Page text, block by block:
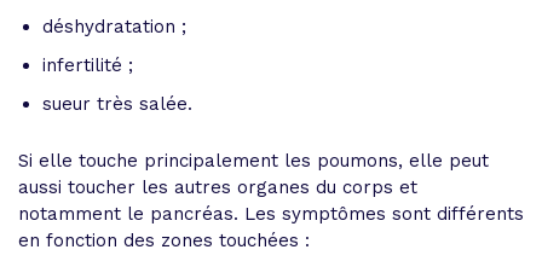
déshydratation ;
infertilité ;
sueur très salée.
Si elle touche principalement les poumons, elle peut
aussi toucher les autres organes du corps et
notamment le pancréas. Les symptômes sont différents
en fonction des zones touchées :